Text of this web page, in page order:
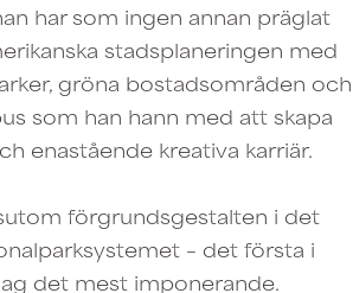
har som ingen annan präglat
stadsplaneringen med
gröna bostadsområden och
som han hann med att skapa
enastående kreativa karriär.
förgrundsgestalten i det
– det första i
det mest imponerande.